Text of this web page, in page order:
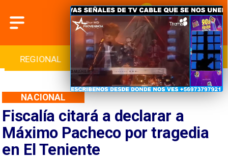
INTERNACIONAL DEPORTES CULTURA
Fiscalía citará a declarar a
Máximo Pacheco por tragedia
en El Teniente
NACIONAL